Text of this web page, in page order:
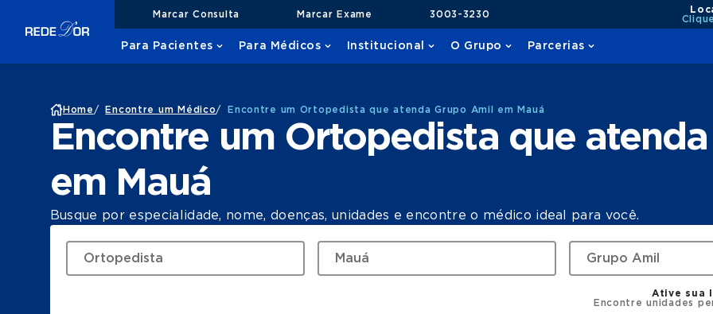
Marcar Consulta Marcar Exame 3003-3230
Para Pacientes Para Médicos Institucional O Grupo Parcerias
Home / Encontre um Médico/ Encontre um Ortopedista que atenda Grupo Amil em Mauá
Encontre um Ortopedista que
em Mauá
Busque por especialidade, nome, doenças, unidades e encontre o médico ideal para você.
Ative sua
Encontre unidades